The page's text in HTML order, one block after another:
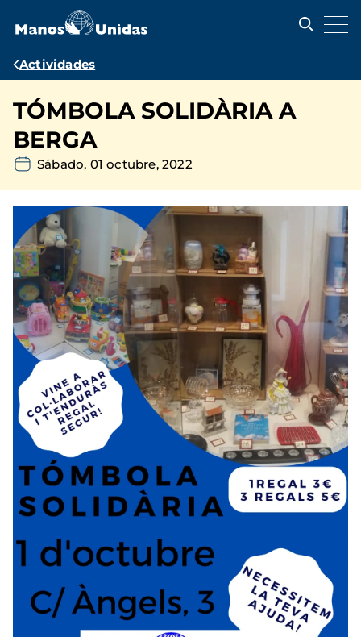
contenido
Ruta
navegación
Actividades
TÓMBOLA SOLIDÀRIA A
BERGA
Sábado, 01 octubre, 2022